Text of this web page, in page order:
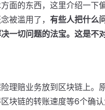
面的东西，这里介绍一下
被滥用了， 有些人把什么
一切问题的法宝。这是不
理赔业务放到区块链上
块链的转账速度等6个确